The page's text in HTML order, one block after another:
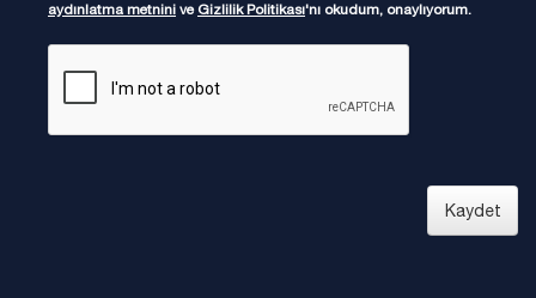
aydınlatma metnini ve Gizlilik Politikası'nı okudum, onaylıyorum.
Kaydet